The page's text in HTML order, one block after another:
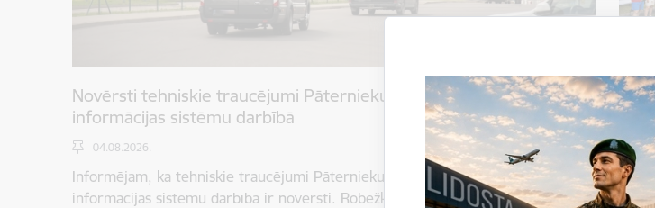
Novērsti tehniskie traucējumi Pāternieku robežkontroles punkta
informācijas sistēmu darbībā
04.08.2026.
Informējam, ka tehniskie traucējumi Pāternieku robežkontroles punkta
informācijas sistēmu darbībā ir novērsti. Robežkontroles veikšana ir pilnībā